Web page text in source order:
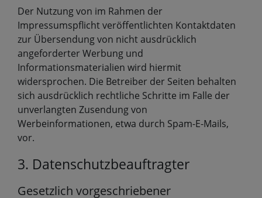
Der Nutzung von im Rahmen der
Impressumspflicht veröffentlichten Kontaktdaten
zur Übersendung von nicht ausdrücklich
angeforderter Werbung und
Informationsmaterialien wird hiermit
widersprochen. Die Betreiber der Seiten behalten
sich ausdrücklich rechtliche Schritte im Falle der
unverlangten Zusendung von
Werbeinformationen, etwa durch Spam-E-Mails,
vor.
3. Datenschutzbeauftragter
Gesetzlich vorgeschriebener